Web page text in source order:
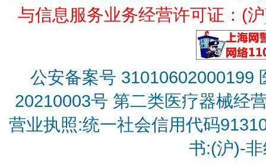
与信息服务业务经营许可证：(
公安备案号 31010602000199
20210003号 第二类医疗器械经
营业执照:统一社会信用代码
书:(沪)-